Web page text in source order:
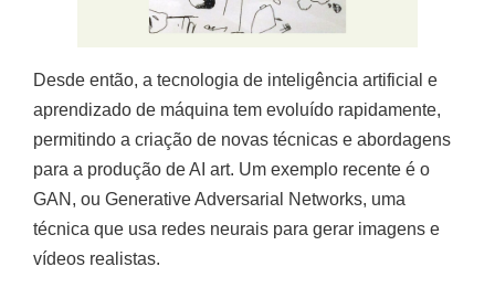
Desde então, a tecnologia de inteligência artificial e
aprendizado de máquina tem evoluído rapidamente,
permitindo a criação de novas técnicas e abordagens
para a produção de AI art. Um exemplo recente é o
GAN, ou Generative Adversarial Networks, uma
técnica que usa redes neurais para gerar imagens e
vídeos realistas.